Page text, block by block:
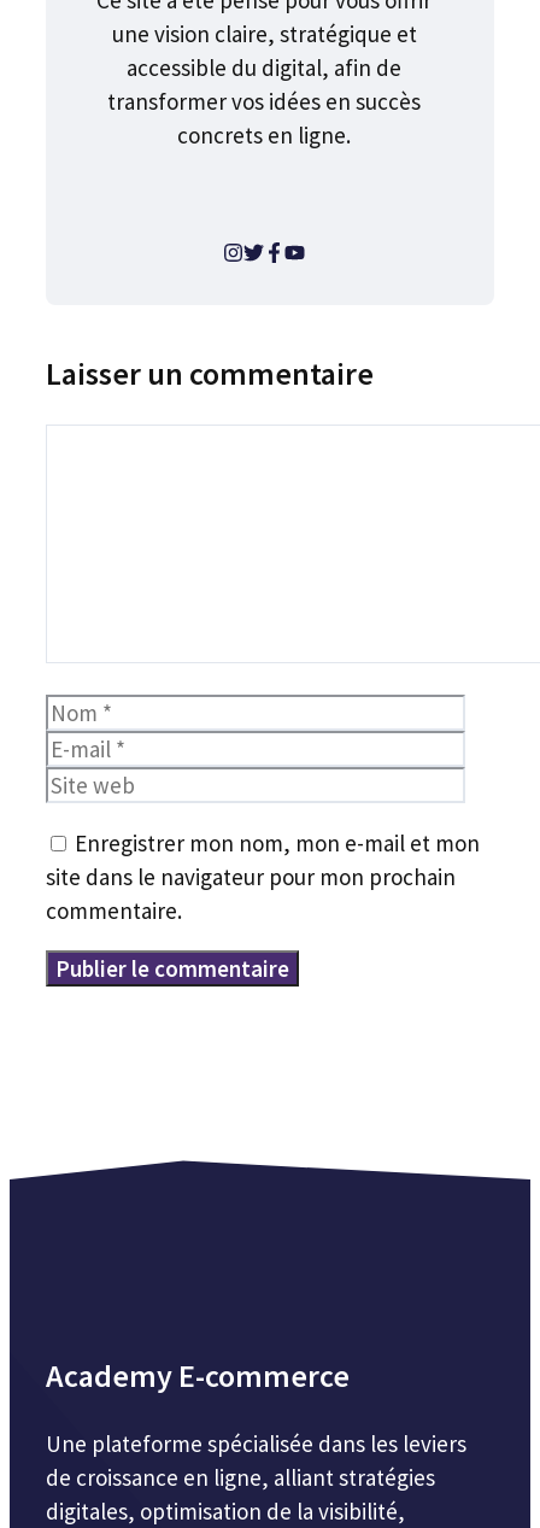
une vision claire, stratégique et
accessible du digital, afin de
transformer vos idées en succès
concrets en ligne.
Laisser un commentaire
Nom
Enregistrer mon nom, mon e-mail et mon
site dans le navigateur pour mon prochain
commentaire.
Academy E-commerce
Une plateforme spécialisée dans les leviers
de croissance en ligne, alliant stratégies
digitales, optimisation de la visibilité,